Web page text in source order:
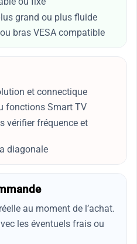
grand ou plus fluide
bras VESA compatible
et connectique
fonctions Smart TV
vérifier fréquence et
diagonale
au moment de l’achat.
les éventuels frais ou